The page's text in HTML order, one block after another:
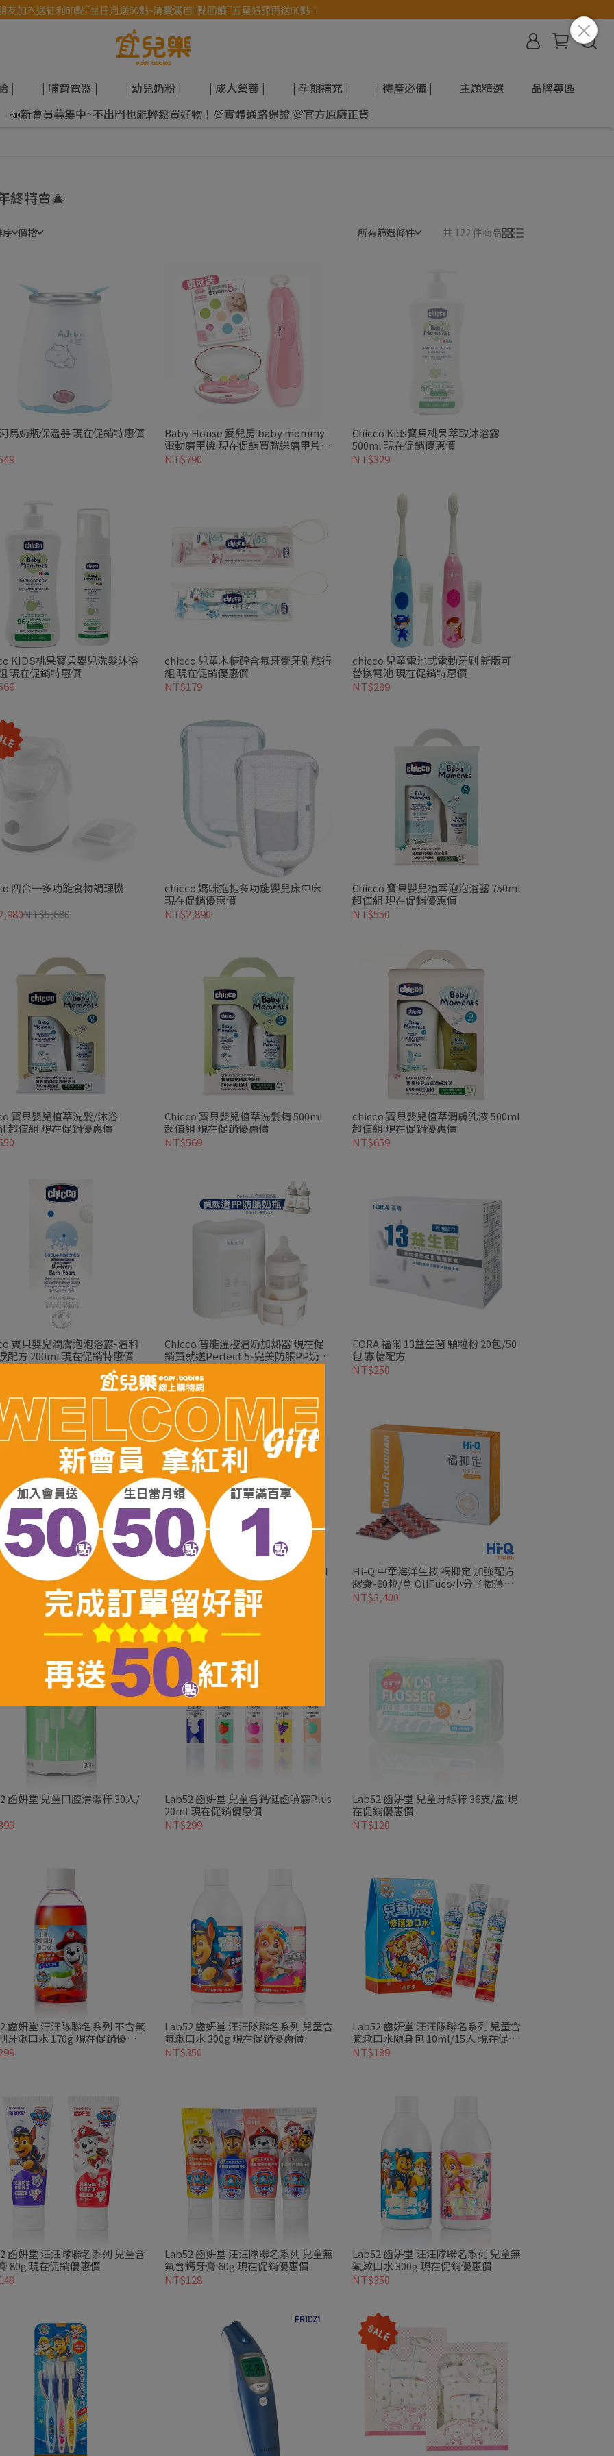
| | 哺育電器 | | 幼兒奶粉 | | 成人營養 | | 孕期補充 | | 待產必備 | 主題精選
品牌專區
📣新會員募集中~不出門也能輕鬆買好物！💯實體通路保證 💯官方原廠正貨
終特賣🎄
序 價格 所有篩選條件 共 122 件商品
馬奶瓶保溫器 現在促銷特惠價
Baby House 愛兒房 baby mommy
電動磨甲機 現在促銷買就送磨甲片5
入補充包
NT$790
Chicco Kids寶貝桃果萃取沐浴露
500ml 現在促銷優惠價
NT$329
KIDS桃果寶貝嬰兒洗髮沐浴
現在促銷特惠價
chicco 兒童木糖醇含氟牙膏牙刷旅行
組 現在促銷優惠價
NT$179
chicco 兒童電池式電動牙刷 新版可
替換電池 現在促銷特惠價
NT$289
四合一多功能食物調理機
NT$5,680
chicco 媽咪抱抱多功能嬰兒床中床
現在促銷優惠價
NT$2,890
Chicco 寶貝嬰兒植萃泡泡浴露 750ml
超值組 現在促銷優惠價
NT$550
寶貝嬰兒植萃洗髮/沐浴
超值組 現在促銷優惠價
Chicco 寶貝嬰兒植萃洗髮精 500ml
超值組 現在促銷優惠價
NT$569
chicco 寶貝嬰兒植萃潤膚乳液 500ml
超值組 現在促銷優惠價
NT$659
寶貝嬰兒潤膚泡泡浴露-溫和
配方 200ml 現在促銷特惠價
Chicco 智能溫控溫奶加熱器 現在促
銷買就送Perfect 5-完美防脹PP奶瓶
150mlx2入
FORA 福爾 13益生菌 顆粒粉 20包/50
包 寡糖配方
NT$250
福爾 IR18紅外線耳溫槍-附收
套 TD-1118 台灣製
Hi-Q 中華海洋生技 藻復元凝膠30ml
小分子褐藻醣膠 現在促銷優惠價
NT$499
Hi-Q 中華海洋生技 褐抑定 加強配方
膠囊-60粒/盒 OliFuco小分子褐藻醣
膠
NT$3,400
齒妍堂 兒童口腔清潔棒 30入/
Lab52 齒妍堂 兒童含鈣健齒噴霧Plus
20ml 現在促銷優惠價
NT$299
Lab52 齒妍堂 兒童牙線棒 36支/盒 現
在促銷優惠價
NT$120
齒妍堂 汪汪隊聯名系列 不含氟
牙漱口水 170g 現在促銷優惠
Lab52 齒妍堂 汪汪隊聯名系列 兒童含
氟漱口水 300g 現在促銷優惠價
NT$350
Lab52 齒妍堂 汪汪隊聯名系列 兒童含
氟漱口水隨身包 10ml/15入 現在促銷
優惠價
NT$189
齒妍堂 汪汪隊聯名系列 兒童含
80g 現在促銷優惠價
Lab52 齒妍堂 汪汪隊聯名系列 兒童無
氟含鈣牙膏 60g 現在促銷優惠價
NT$128
Lab52 齒妍堂 汪汪隊聯名系列 兒童無
氟漱口水 300g 現在促銷優惠價
NT$350